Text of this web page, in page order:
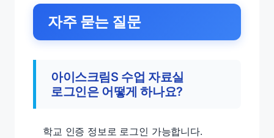
자주 묻는 질문
아이스크림S 수업 자료실
로그인은 어떻게 하나요?
학교 인증 정보로 로그인 가능합니다.